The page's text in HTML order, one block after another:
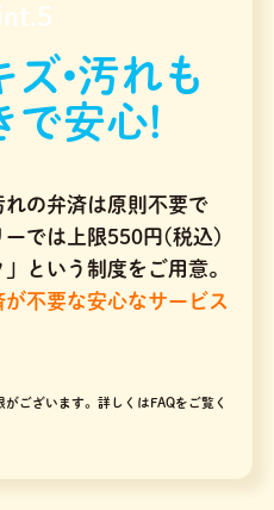
ズ•汚れも
で安心!
の弁済は原則不要で
ーでは上限550円(税込)
という制度をご用意。
不要な安心なサービス
ございます。 詳しくはFAQをご覧く